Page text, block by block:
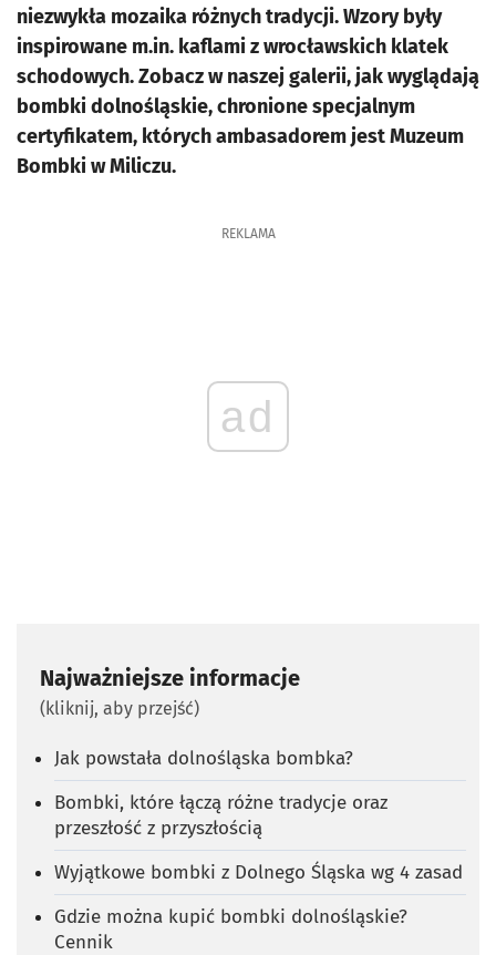
niezwykła mozaika różnych tradycji. Wzory były
inspirowane m.in. kaflami z wrocławskich klatek
schodowych. Zobacz w naszej galerii, jak wyglądają
bombki dolnośląskie, chronione specjalnym
certyfikatem, których ambasadorem jest Muzeum
Bombki w Miliczu.
REKLAMA
ad
Najważniejsze informacje
(kliknij, aby przejść)
Jak powstała dolnośląska bombka?
Bombki, które łączą różne tradycje oraz
przeszłość z przyszłością
Wyjątkowe bombki z Dolnego Śląska wg 4 zasad
Gdzie można kupić bombki dolnośląskie?
Cennik